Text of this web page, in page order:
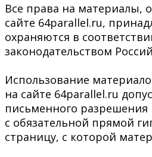
Все права на материалы,
сайте 64parallel.ru,
охраняются в
законодательством
Использование
на сайте 64parallel.ru
письменного разрешения
с обязательной прямой
страницу, с которой